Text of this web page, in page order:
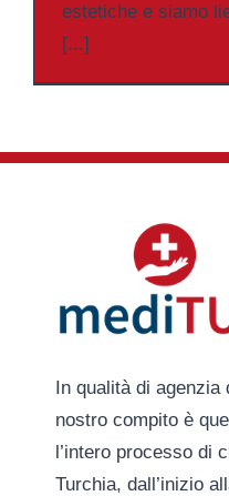
estetiche e siamo
[...]
In qualità di
nostro compito è
l’intero processo di
Turchia, dall’inizio